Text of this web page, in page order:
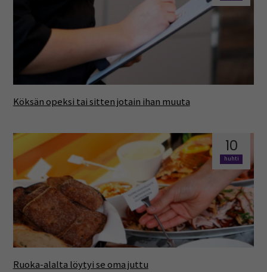
Köksän opeksi tai sitten jotain ihan muuta
10
huhti
Ruoka-alalta löytyi se oma juttu